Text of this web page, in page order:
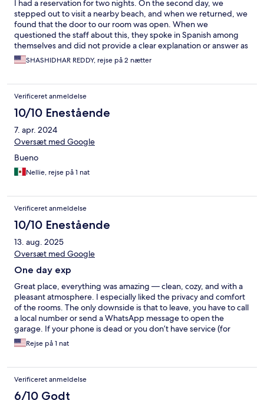
I had a reservation for two nights. On the second day, we
stepped out to visit a nearby beach, and when we returned, we
found that the door to our room was open. When we
questioned the staff about this, they spoke in Spanish among
themselves and did not provide a clear explanation or answer as
to why the door had been opened.
SHASHIDHAR REDDY, rejse på 2 nætter
Verificeret anmeldelse
10/10 Enestående
7. apr. 2024
Oversæt med Google
Bueno
Nellie, rejse på 1 nat
Verificeret anmeldelse
10/10 Enestående
13. aug. 2025
Oversæt med Google
One day exp
Great place, everything was amazing — clean, cozy, and with a
pleasant atmosphere. I especially liked the privacy and comfort
of the rooms. The only downside is that to leave, you have to call
a local number or send a WhatsApp message to open the
garage. If your phone is dead or you don’t have service (for
example, on a short one-day trip), this could be a real
inconvenience. It would be great if they offered an alternative
Rejse på 1 nat
Verificeret anmeldelse
6/10 Godt